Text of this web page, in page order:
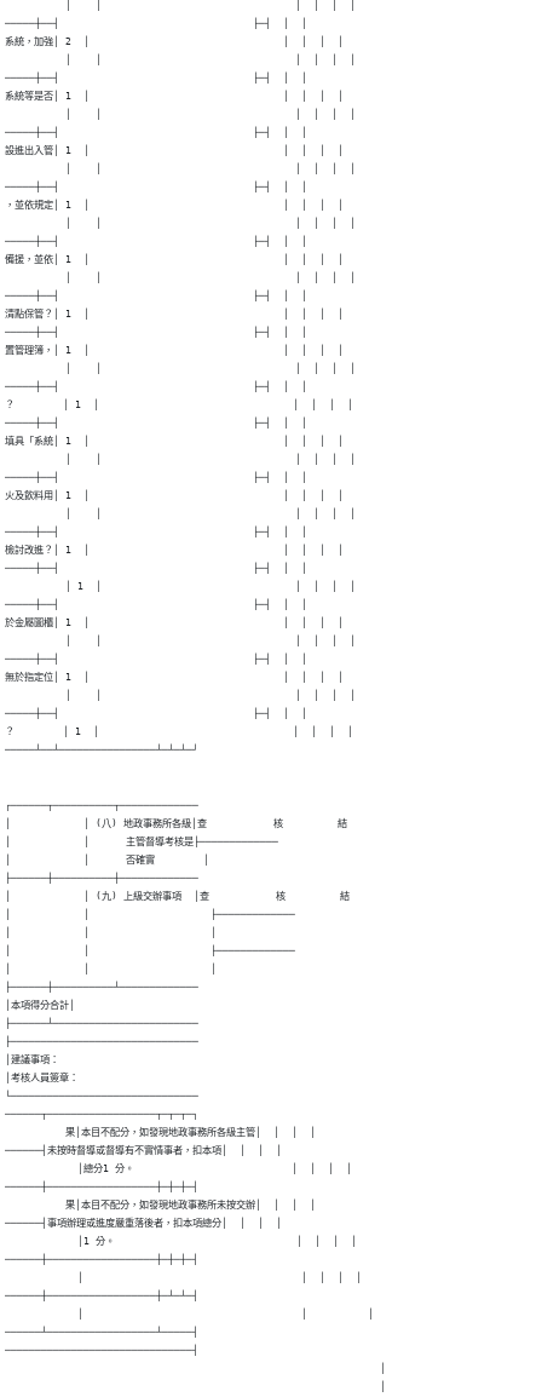
┌──────┬──────────┬─────────────
│            │ (八) 地政事務所各級│查           核         結
│            │      主管督導考核是├─────────────
│            │      否確實        │
├──────┼──────────┼─────────────
│            │ (九) 上級交辦事項  │查           核         結
│            │                    ├─────────────
│            │                    ├─────────────
├──────┼──────────┴─────────────
│本項得分合計│
├──────┴────────────────────────
├───────────────────────────────
│建議事項：
│考核人員簽章：
└───────────────────────────────
──────┬──────────────────┬─┬─┬─┐
          果│本目不配分，如發現地政事務所各級主管│  │  │  │
──────┤未按時督導或督導有不實情事者，扣本項│  │  │  │
            │總分1 分。                          │  │  │  │
──────┼──────────────────┼─┼─┼─┤
          果│本目不配分，如發現地政事務所未按交辦│  │  │  │
──────┤事項辦理或進度嚴重落後者，扣本項總分│  │  │  │
            │1 分。                              │  │  │  │
──────┼──────────────────┼─┼─┼─┤
──────┼──────────────────┼─┴─┴─┤
──────┴──────────────────┴─────┤
───────────────────────────────┤